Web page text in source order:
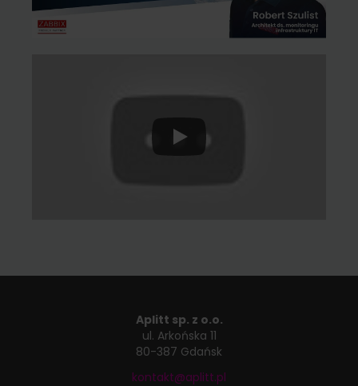
Aplitt sp. z o.o.
ul. Arkońska 11
80-387 Gdańsk
kontakt@aplitt.pl